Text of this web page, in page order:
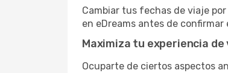
Cambiar tus fechas de viaje
en eDreams antes de
Maximiza tu experiencia
Ocuparte de ciertos aspectos